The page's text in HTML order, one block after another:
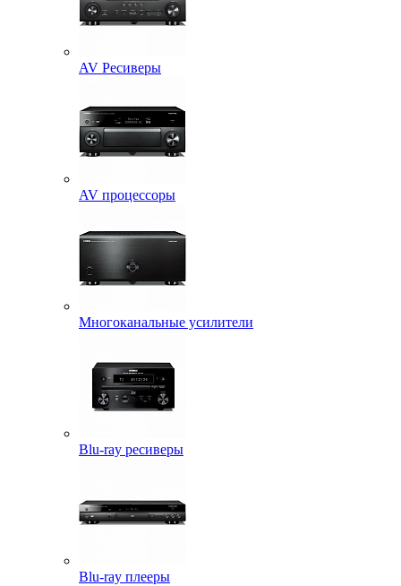
AV Ресиверы
AV процессоры
Многоканальные усилители
Blu-ray ресиверы
Blu-ray плееры